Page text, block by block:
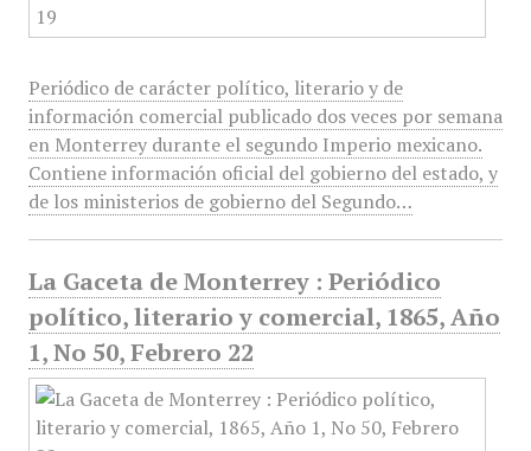
Periódico de carácter político, literario y de
información comercial publicado dos veces por semana
en Monterrey durante el segundo Imperio mexicano.
Contiene información oficial del gobierno del estado, y
de los ministerios de gobierno del Segundo…
La Gaceta de Monterrey : Periódico
político, literario y comercial, 1865, Año
1, No 50, Febrero 22